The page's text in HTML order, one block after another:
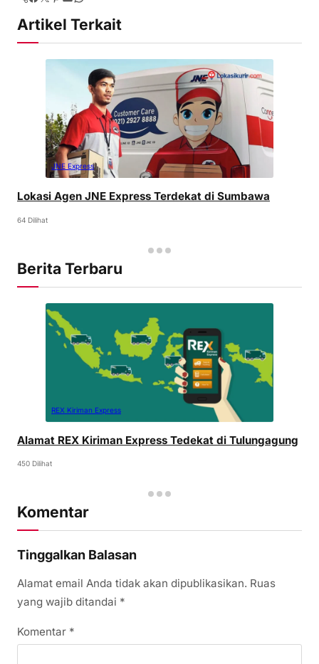
Artikel Terkait
JNE Express
Lokasi Agen JNE Express Terdekat di Sumbawa
64 Dilihat
Berita Terbaru
REX Kiriman Express
Alamat REX Kiriman Express Tedekat di Tulungagung
450 Dilihat
Komentar
Tinggalkan Balasan
Alamat email Anda tidak akan dipublikasikan. Ruas
yang wajib ditandai *
Komentar *